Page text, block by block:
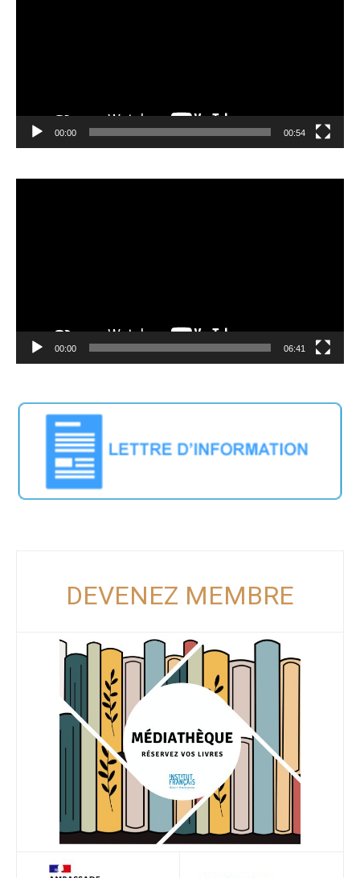
00:00 00:54
00:00 06:41
DEVENEZ MEMBRE